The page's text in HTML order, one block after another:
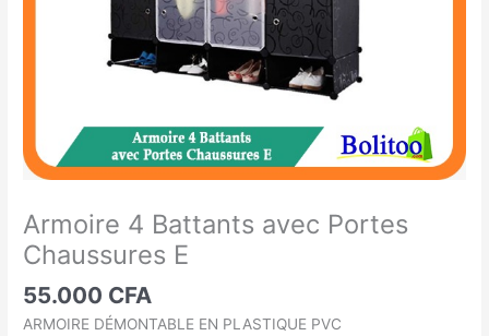
Armoire 4 Battants avec Portes
Chaussures E
55.000 CFA
ARMOIRE DÉMONTABLE EN PLASTIQUE PVC